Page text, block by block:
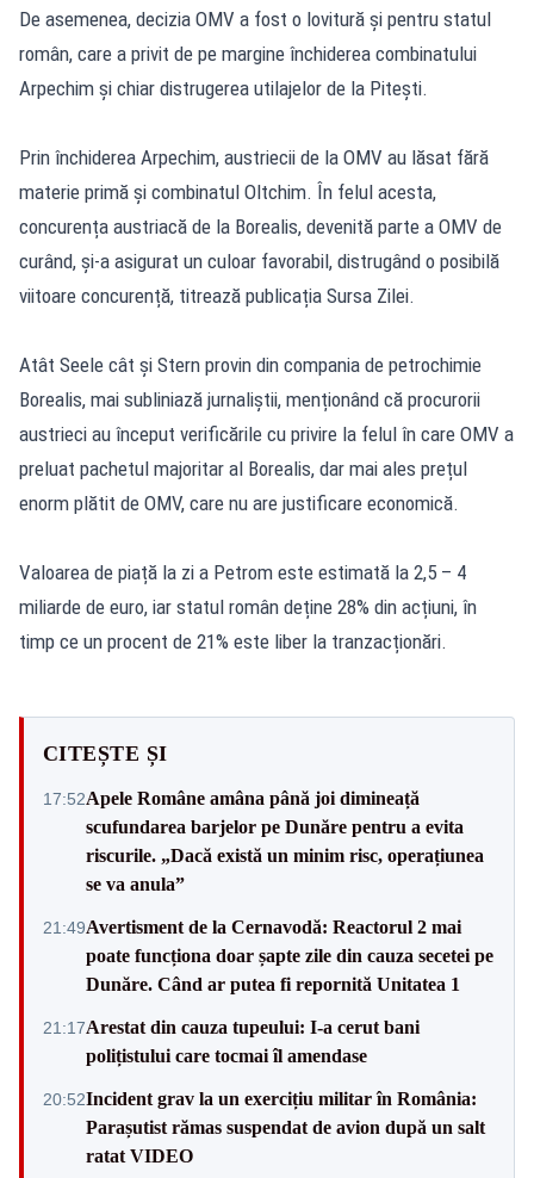
De asemenea, decizia OMV a fost o lovitură și pentru statul
român, care a privit de pe margine închiderea combinatului
Arpechim și chiar distrugerea utilajelor de la Pitești.
Prin închiderea Arpechim, austriecii de la OMV au lăsat fără
materie primă și combinatul Oltchim. În felul acesta,
concurența austriacă de la Borealis, devenită parte a OMV de
curând, și-a asigurat un culoar favorabil, distrugând o posibilă
viitoare concurență, titrează publicația Sursa Zilei.
Atât Seele cât și Stern provin din compania de petrochimie
Borealis, mai subliniază jurnaliștii, menționând că procurorii
austrieci au început verificările cu privire la felul în care OMV a
preluat pachetul majoritar al Borealis, dar mai ales prețul
enorm plătit de OMV, care nu are justificare economică.
Valoarea de piață la zi a Petrom este estimată la 2,5 – 4
miliarde de euro, iar statul român deține 28% din acțiuni, în
timp ce un procent de 21% este liber la tranzacționări.
CITEȘTE ȘI
17:52Apele Române amâna până joi dimineață
scufundarea barjelor pe Dunăre pentru a evita
riscurile. „Dacă există un minim risc, operațiunea
se va anula”
21:49Avertisment de la Cernavodă: Reactorul 2 mai
poate funcționa doar șapte zile din cauza secetei pe
Dunăre. Când ar putea fi repornită Unitatea 1
21:17Arestat din cauza tupeului: I-a cerut bani
polițistului care tocmai îl amendase
20:52Incident grav la un exercițiu militar în România:
Parașutist rămas suspendat de avion după un salt
ratat VIDEO